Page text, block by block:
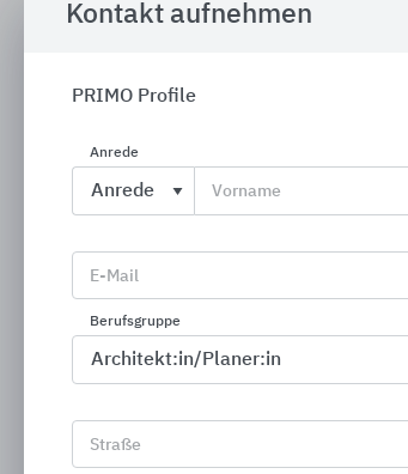
Kontakt aufnehmen
PRIMO Profile
Anrede
Vorname
E-Mail
Berufsgruppe
Straße